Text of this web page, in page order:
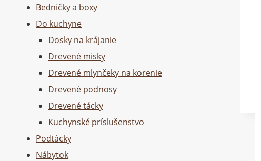
Bedničky a boxy
Do kuchyne
Dosky na krájanie
Drevené misky
Drevené mlynčeky na korenie
Drevené podnosy
Drevené tácky
Kuchynské príslušenstvo
Podtácky
Nábytok